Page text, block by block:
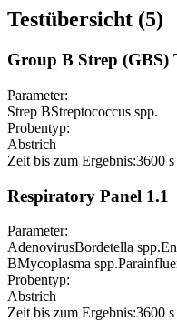
Testübersicht (5)
Group B Strep (GBS)
Parameter:
Strep BStreptococcus spp.
Probentyp:
Abstrich
Zeit bis zum Ergebnis:3600 s
Respiratory Panel 1.1
Parameter:
AdenovirusBordetella spp.
BMycoplasma spp.
Probentyp:
Abstrich
Zeit bis zum Ergebnis:3600 s